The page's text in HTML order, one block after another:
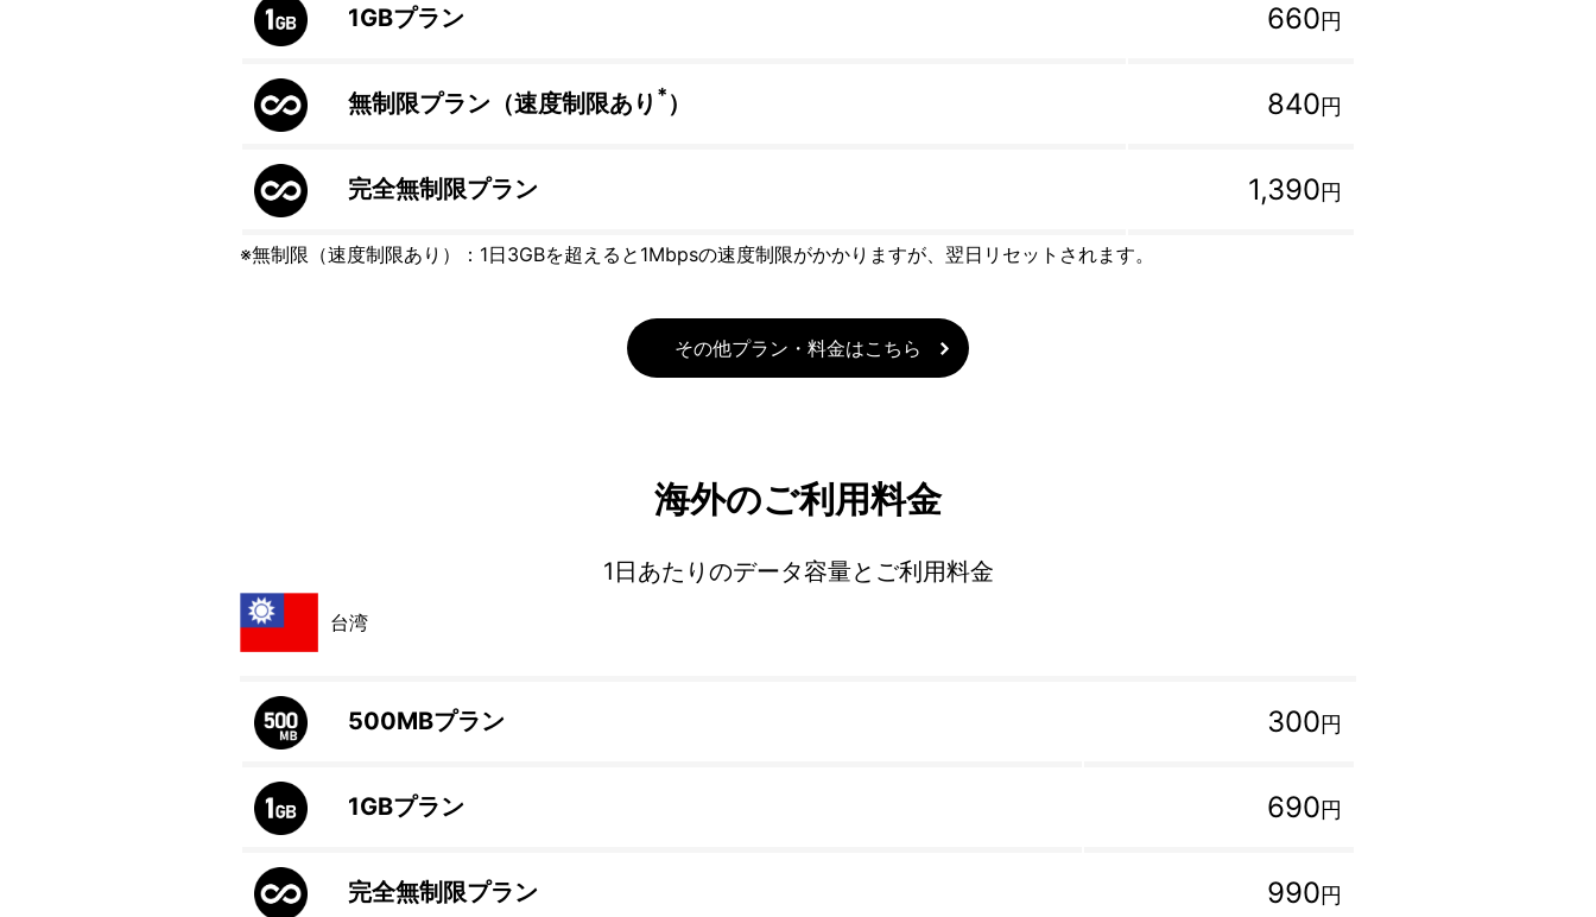
1GBプラン 660円
無制限プラン（速度制限あり * ） 840円
完全無制限プラン 1,390円
※無制限（速度制限あり）：1日3GBを超えると1Mbpsの速度制限がかかりますが、翌日リセットされます。
その他プラン・料金はこちら
海外のご利用料金
1日あたりのデータ容量とご利用料金
台湾
500MBプラン 300円
1GBプラン 690円
完全無制限プラン 990円